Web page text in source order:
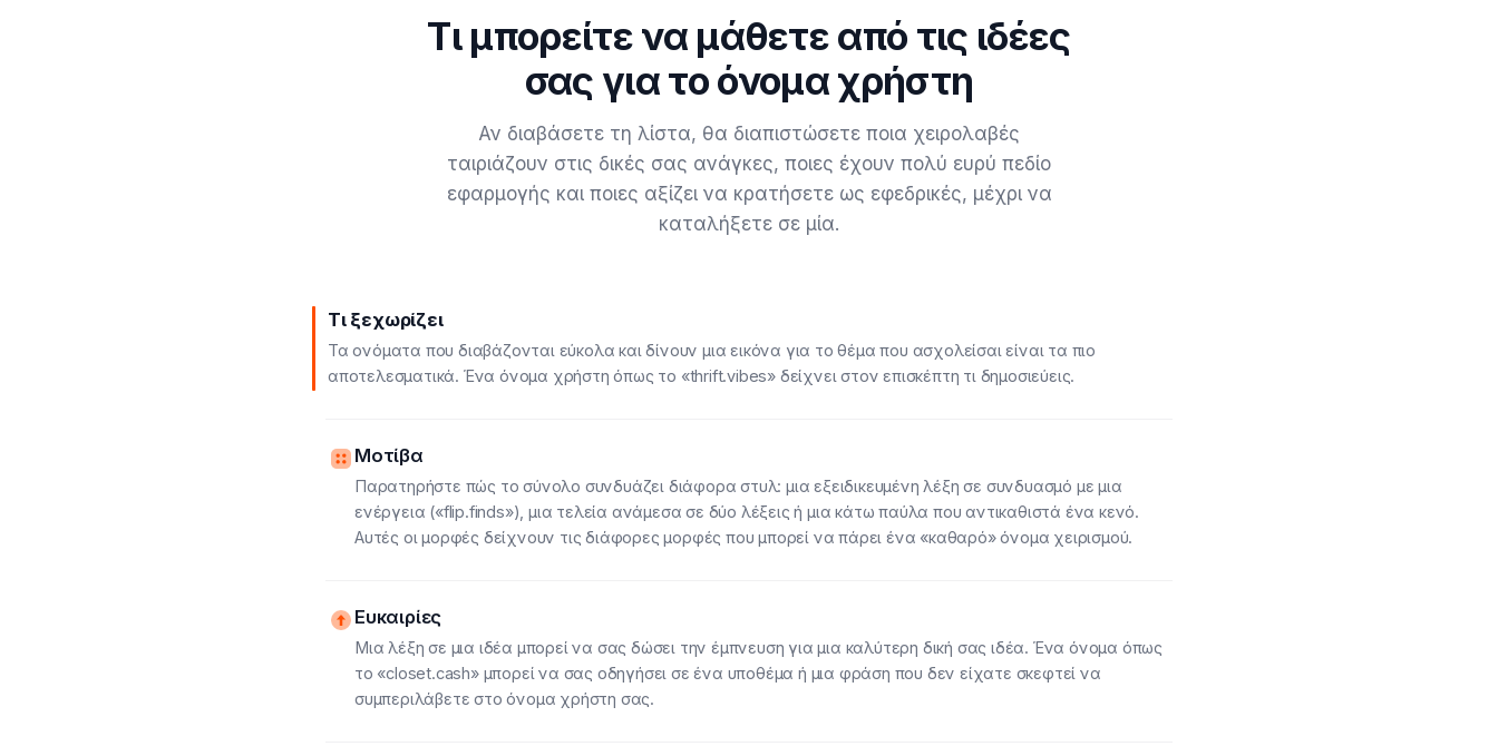
Τι μπορείτε να μάθετε από τις ιδέες
σας για το όνομα χρήστη
Αν διαβάσετε τη λίστα, θα διαπιστώσετε ποια χειρολαβές
ταιριάζουν στις δικές σας ανάγκες, ποιες έχουν πολύ ευρύ πεδίο
εφαρμογής και ποιες αξίζει να κρατήσετε ως εφεδρικές, μέχρι να
καταλήξετε σε μία.
Τι ξεχωρίζει
Τα ονόματα που διαβάζονται εύκολα και δίνουν μια εικόνα για το θέμα που ασχολείσαι είναι τα πιο
αποτελεσματικά. Ένα όνομα χρήστη όπως το «thrift.vibes» δείχνει στον επισκέπτη τι δημοσιεύεις.
Μοτίβα
Παρατηρήστε πώς το σύνολο συνδυάζει διάφορα στυλ: μια εξειδικευμένη λέξη σε συνδυασμό με μια
ενέργεια («flip.finds»), μια τελεία ανάμεσα σε δύο λέξεις ή μια κάτω παύλα που αντικαθιστά ένα κενό.
Αυτές οι μορφές δείχνουν τις διάφορες μορφές που μπορεί να πάρει ένα «καθαρό» όνομα χειρισμού.
Ευκαιρίες
Μια λέξη σε μια ιδέα μπορεί να σας δώσει την έμπνευση για μια καλύτερη δική σας ιδέα. Ένα όνομα όπως
το «closet.cash» μπορεί να σας οδηγήσει σε ένα υποθέμα ή μια φράση που δεν είχατε σκεφτεί να
συμπεριλάβετε στο όνομα χρήστη σας.